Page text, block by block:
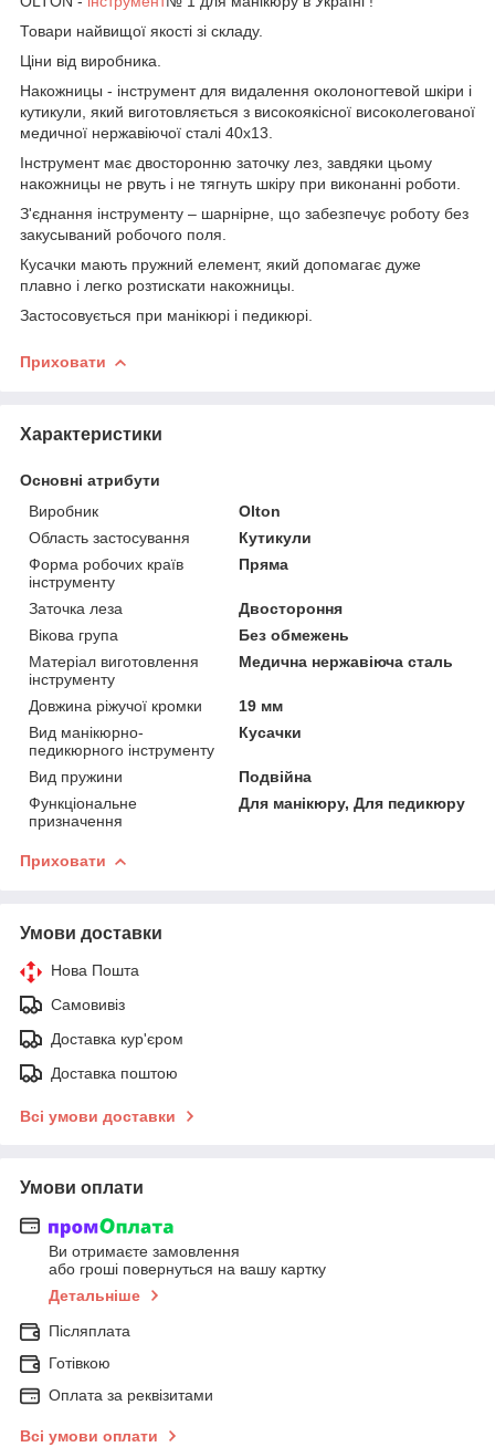
Товари найвищої якості зі складу.
Ціни від виробника.
Накожницы - інструмент для видалення околоногтевой шкіри і
кутикули, який виготовляється з високоякісної високолегованої
медичної нержавіючої сталі 40х13.
Інструмент має двосторонню заточку лез, завдяки цьому
накожницы не рвуть і не тягнуть шкіру при виконанні роботи.
З'єднання інструменту – шарнірне, що забезпечує роботу без
закусываний робочого поля.
Кусачки мають пружний елемент, який допомагає дуже
плавно і легко розтискати накожницы.
Застосовується при манікюрі і педикюрі.
Приховати
Характеристики
Основні атрибути
Виробник
Olton
Область застосування
Кутикули
Форма робочих країв
інструменту
Пряма
Заточка леза
Двостороння
Вікова група
Без обмежень
Матеріал виготовлення
інструменту
Медична нержавіюча сталь
Довжина ріжучої кромки
19 мм
Вид манікюрно-
педикюрного інструменту
Кусачки
Вид пружини
Подвійна
Функціональне
призначення
Для манікюру, Для педикюру
Приховати
Умови доставки
Нова Пошта
Самовивіз
Доставка кур'єром
Доставка поштою
Всі умови доставки
Умови оплати
Ви отримаєте замовлення
або гроші повернуться на вашу картку
Детальніше
Післяплата
Готівкою
Оплата за реквізитами
Всі умови оплати